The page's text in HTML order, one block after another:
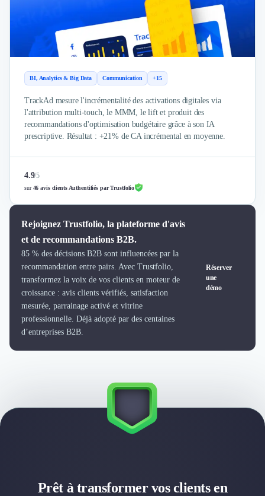
Communication
Influence Marketing
Veille commerciale
Photographie
Études Marketing
Présentations PowerPoint
SMS Marketing
Email Marketing
Data Marketing
Logiciel Marketing
Logiciel Commercial
Assurance
Expertise Comptable
Subventions & Aides
Levée de fonds
Droit des Affaires
Externalisation Administrative
Direction Financière Externalisée (DAF)
Restructuring
Droit Commercial
Droit du Travail
Financement de matériel ou équipement
Due Diligence
UX & UI Design
BI, Analytics & Big Data Communication +15
TrackAd mesure l'incrémentalité des activations digitales via
l'attribution multi-touch, le MMM, le lift et produit des
recommandations d'optimisation budgétaire grâce à son IA
prescriptive. Résultat : +21% de CA incrémental en moyenne.
4.9/5
sur46 avis clients Authentifiés par Trustfolio
Rejoignez Trustfolio, la plateforme d'avis
et de recommandations B2B.
85 % des décisions B2B sont influencées par la
recommandation entre pairs. Avec Trustfolio,
transformez la voix de vos clients en moteur de
croissance : avis clients vérifiés, satisfaction
mesurée, parrainage activé et vitrine
professionnelle. Déjà adopté par des centaines
d’entreprises B2B.
Réserver
une
démo
Prêt à transformer vos clients en